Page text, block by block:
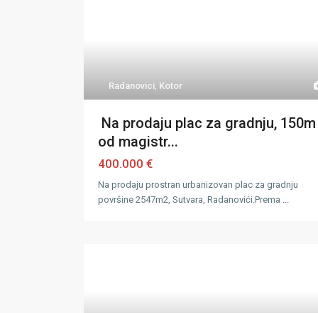
Radanovici, Kotor
Na prodaju plac za gradnju, 150m
od magistr...
400.000 €
Na prodaju prostran urbanizovan plac za gradnju
površine 2547m2, Sutvara, Radanovići.Prema ...